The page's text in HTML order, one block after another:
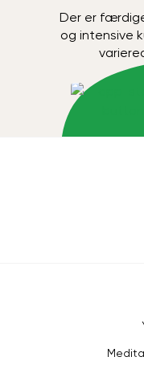
Der er
og intensive